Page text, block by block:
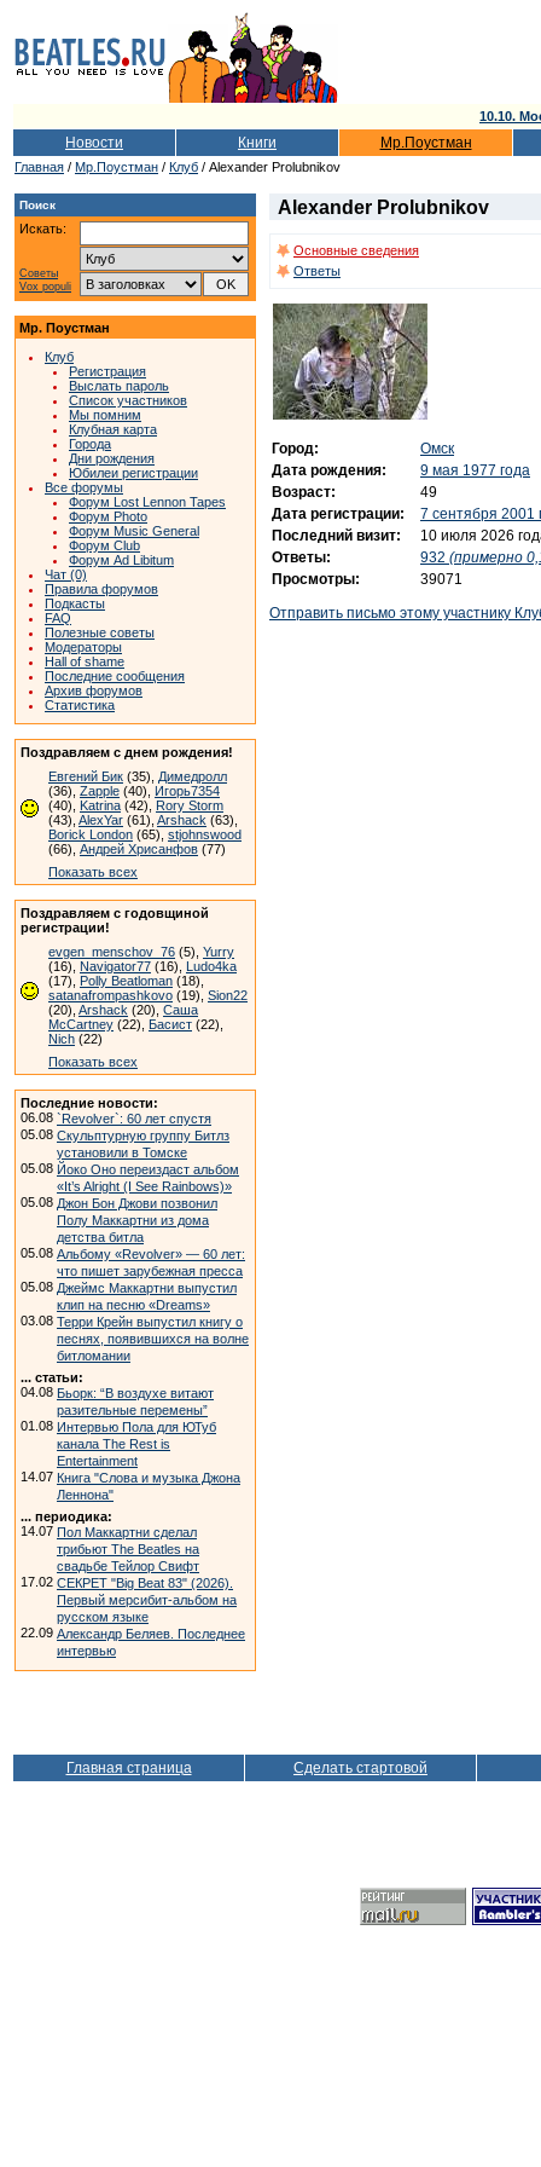
10.10.
Новости Книги Мр.Поустман
Главная / Мр.Поустман / Клуб / Alexander Prolubnikov
Поиск
Искать:
Советы
Vox populi
Мр. Поустман
Клуб
Регистрация
Выслать пароль
Список участников
Мы помним
Клубная карта
Города
Дни рождения
Юбилеи регистрации
Все форумы
Форум Lost Lennon Tapes
Форум Photo
Форум Music General
Форум Club
Форум Ad Libitum
Чат (0)
Правила форумов
Подкасты
FAQ
Полезные советы
Модераторы
Hall of shame
Последние сообщения
Архив форумов
Статистика
Поздравляем с днем рождения!
Евгений Бик (35), Димедролл
(36), Zapple (40), Игорь7354
(40), Katrina (42), Rory Storm
(43), AlexYar (61), Arshack (63),
Borick London (65), stjohnswood
(66), Андрей Хрисанфов (77)
Показать всех
Поздравляем с годовщиной
регистрации!
evgen_menschov_76 (5), Yurry
(16), Navigator77 (16), Ludo4ka
(17), Polly Beatloman (18),
satanafrompashkovo (19), Sion22
(20), Arshack (20), Саша
McCartney (22), Басист (22),
Nich (22)
Показать всех
Последние новости:
06.08 `Revolver`: 60 лет спустя
05.08 Скульптурную группу Битлз
установили в Томске
05.08 Йоко Оно переиздаст альбом
«It’s Alright (I See Rainbows)»
05.08 Джон Бон Джови позвонил
Полу Маккартни из дома
детства битла
05.08 Альбому «Revolver» — 60 лет:
что пишет зарубежная пресса
05.08 Джеймс Маккартни выпустил
клип на песню «Dreams»
03.08 Терри Крейн выпустил книгу о
песнях, появившихся на волне
битломании
... статьи:
04.08 Бьорк: “В воздухе витают
разительные перемены”
01.08 Интервью Пола для ЮТуб
канала The Rest is
Entertainment
14.07 Книга "Слова и музыка Джона
Леннона"
... периодика:
14.07 Пол Маккартни сделал
трибьют The Beatles на
свадьбе Тейлор Свифт
17.02 СЕКРЕТ "Big Beat 83" (2026).
Первый мерсибит-альбом на
русском языке
22.09 Александр Беляев. Последнее
интервью
Alexander Prolubnikov
Основные сведения
Ответы
Город:
Омск
Дата рождения:
9 мая 1977 года
Возраст:
49
Дата регистрации:
7 сентября 2001
Последний визит:
10 июля 2026
Ответы:
932 (примерно
Просмотры:
39071
Отправить письмо этому участнику
Главная страница Сделать стартовой